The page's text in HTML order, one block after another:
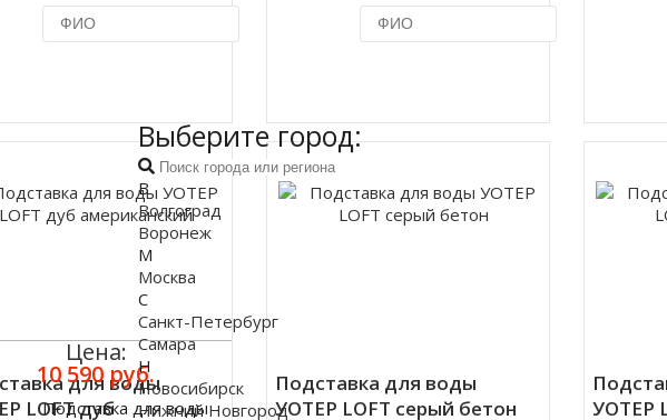
для воды
LOFT дуб
Цена:
10 590 руб.
Подставка для воды
Подставка для воды
УОТЕР LOFT серый бетон
УОТЕР
Выберите город:
В
Волгоград
Воронеж
М
Москва
С
Санкт-Петербург
Самара
Н
Новосибирск
Нижний Новгород